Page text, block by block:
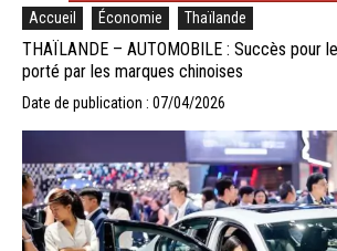
Accueil Économie Thaïlande
THAÏLANDE – AUTOMOBILE : Succès pour
porté par les marques chinoises
Date de publication : 07/04/2026